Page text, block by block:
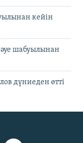
кейін
шабуылынан
дүниеден өтті